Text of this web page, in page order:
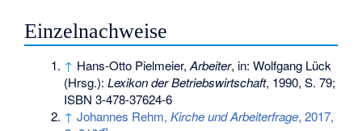
Einzelnachweise
↑ Hans-Otto Pielmeier,Arbeiter, in: Wolfgang Lück
(Hrsg.):Lexikon der Betriebswirtschaft, 1990, S. 79;
ISBN 3-478-37624-6
↑ Johannes Rehm,Kirche und Arbeiterfrage, 2017,